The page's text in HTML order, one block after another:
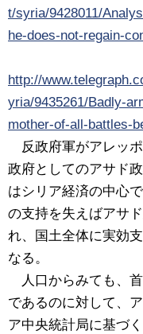
t/syria/9428011/
he-does-not-regain-
http://
yria/9435261/Badly-
mother-of-all-battles-
反政府軍がアレッ
政府としてのアサド
はシリア経済の中心
の支持を失えばアサ
れ、国土全体に実効
なる。
人口からみても、
であるのに対して、
ア中央統計局に基づく